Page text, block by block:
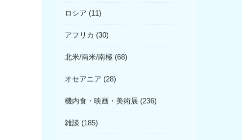
ロシア (11)
アフリカ (30)
北米/南米/南極 (68)
オセアニア (28)
機内食・映画・美術展 (236)
雑談 (185)